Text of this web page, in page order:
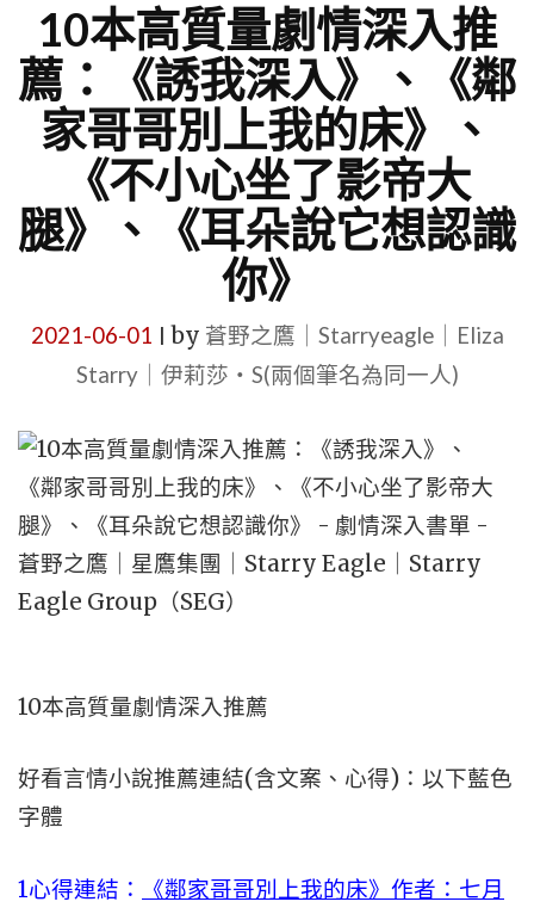
10本高質量劇情深入推
薦：《誘我深入》、《鄰
家哥哥別上我的床》、
《不小心坐了影帝大
腿》、《耳朵說它想認識
你》
2021-06-01 by 蒼野之鷹｜Starryeagle｜Eliza
Starry｜伊莉莎・S(兩個筆名為同一人)
10本高質量劇情深入推薦
好看言情小說推薦連結(含文案、心得)：以下藍色
字體
1心得連結：
《鄰家哥哥別上我的床》作者：七月